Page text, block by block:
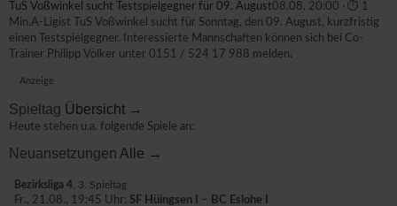
TuS Voßwinkel sucht Testspielgegner für 09. August08.08. 20:00 · ⏱ 1
Min.A-Ligist TuS Voßwinkel sucht für Sonntag, den 09. August, kurzfristig
einen Testspielgegner. Interessierte Mannschaften können sich bei Co-
Trainer Philipp Völker unter 0151 / 524 17 988 melden.
Anzeige
Spieltag Übersicht →
Heute stehen u.a. folgende Spiele an:
Neuansetzungen Alle →
Bezirksliga 4 , 3. Spieltag
Fr., 21.08., 19:45 Uhr: SF Hüingsen I – BC Eslohe I